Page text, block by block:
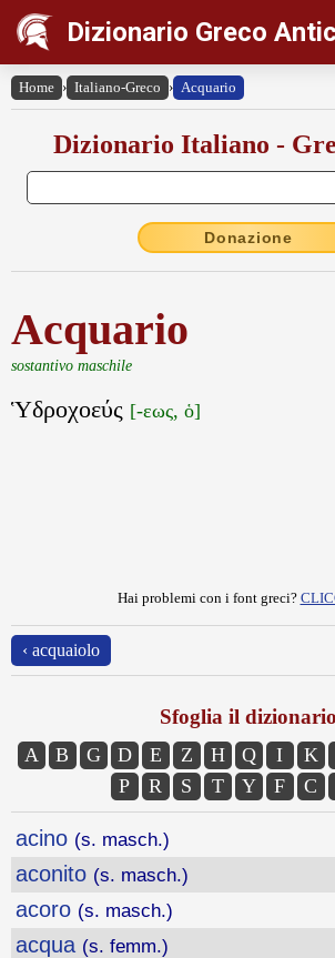
Dizionario Greco
Home › Italiano-Greco › Acquario
Dizionario Italiano -
Donazione
Acquario
sostantivo maschile
Ὑδροχοεύς [-εως, ὁ]
Hai problemi con i font greci?
‹ acquaiolo
Sfoglia il dizionario
A B G D E Z H Q I K
P
R S T Y F C
acino (s. masch.)
aconito (s. masch.)
acoro (s. masch.)
acqua (s. femm.)